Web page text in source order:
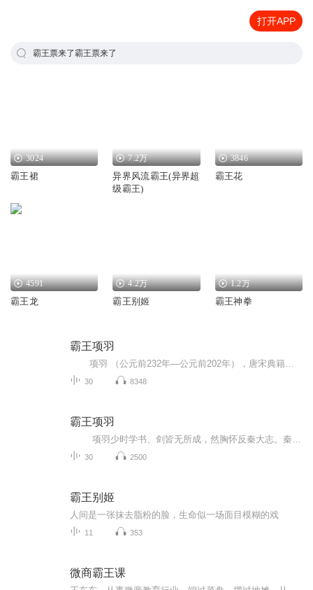
打开APP
霸王票来了霸王票来了
3024
霸王裙
7.2万
异界风流霸王(异界超
级霸王)
3846
霸王花
4591
霸王龙
4.2万
霸王别姬
1.2万
霸王神拳
霸王项羽
30 8348
霸王项羽
30 2500
霸王别姬
人间是一张抹去脂粉的脸，生命似一场面目模糊的戏
11 353
微商霸王课